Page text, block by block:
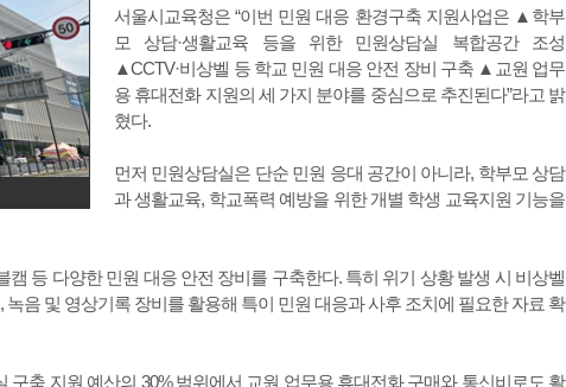
서울시교육청은 “이번 민원 대응 환경구축 지원사업은 ▲학부
모 상담·생활교육 등을 위한 민원상담실 복합공간 조성
▲CCTV·비상벨 등 학교 민원 대응 안전 장비 구축 ▲교원 업무
용 휴대전화 지원의 세 가지 분야를 중심으로 추진된다”라고 밝
혔다.
먼저 민원상담실은 단순 민원 응대 공간이 아니라, 학부모 상담
과 생활교육, 학교폭력 예방을 위한 개별 학생 교육지원 기능을
등 다양한 민원 대응 안전 장비를 구축한다. 특히 위기 상황 발생 시 비상벨
음 및 영상기록 장비를 활용해 특이 민원 대응과 사후 조치에 필요한 자료 확
축 지원 예산의 30% 범위에서 교원 업무용 휴대전화 구매와 통신비로도 활